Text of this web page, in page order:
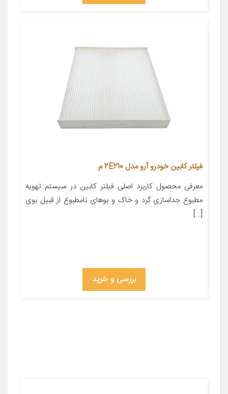
فیلتر کابین خودرو آرو مدل 2E210 م
معرفی محصول کاربرد اصلی فیلتر کابین در سیستم تهویه
مطبوع جداسازی گرد و خاک و بوهای نامطبوع از قبیل بوی
[…]
بررسی و خرید